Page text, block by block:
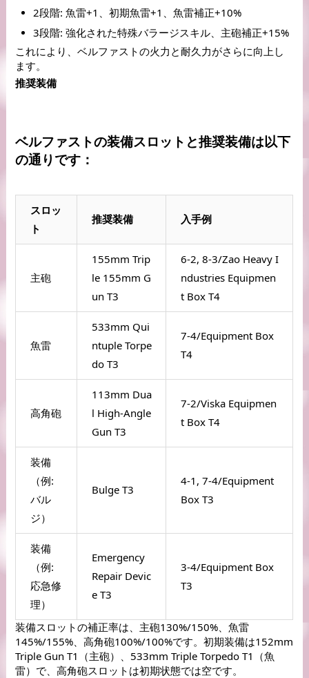
2段階: 魚雷+1、初期魚雷+1、魚雷補正+10%
3段階: 強化された特殊バラージスキル、主砲補正+15%
これにより、ベルファストの火力と耐久力がさらに向上し
ます。
推奨装備
ベルファストの装備スロットと推奨装備は以下
の通りです：
スロッ
ト
推奨装備 入手例
主砲
155mm Trip
le 155mm G
un T3
6-2, 8-3/Zao Heavy I
ndustries Equipmen
t Box T4
魚雷
533mm Qui
ntuple Torpe
do T3
7-4/Equipment Box
T4
高角砲
113mm Dua
l High-Angle
Gun T3
7-2/Viska Equipmen
t Box T4
装備
（例:
バル
ジ）
Bulge T3
4-1, 7-4/Equipment
Box T3
装備
（例:
応急修
理）
Emergency
Repair Devic
e T3
3-4/Equipment Box
T3
装備スロットの補正率は、主砲130%/150%、魚雷
145%/155%、高角砲100%/100%です。初期装備は152mm
Triple Gun T1（主砲）、533mm Triple Torpedo T1（魚
雷）で、高角砲スロットは初期状態では空です。